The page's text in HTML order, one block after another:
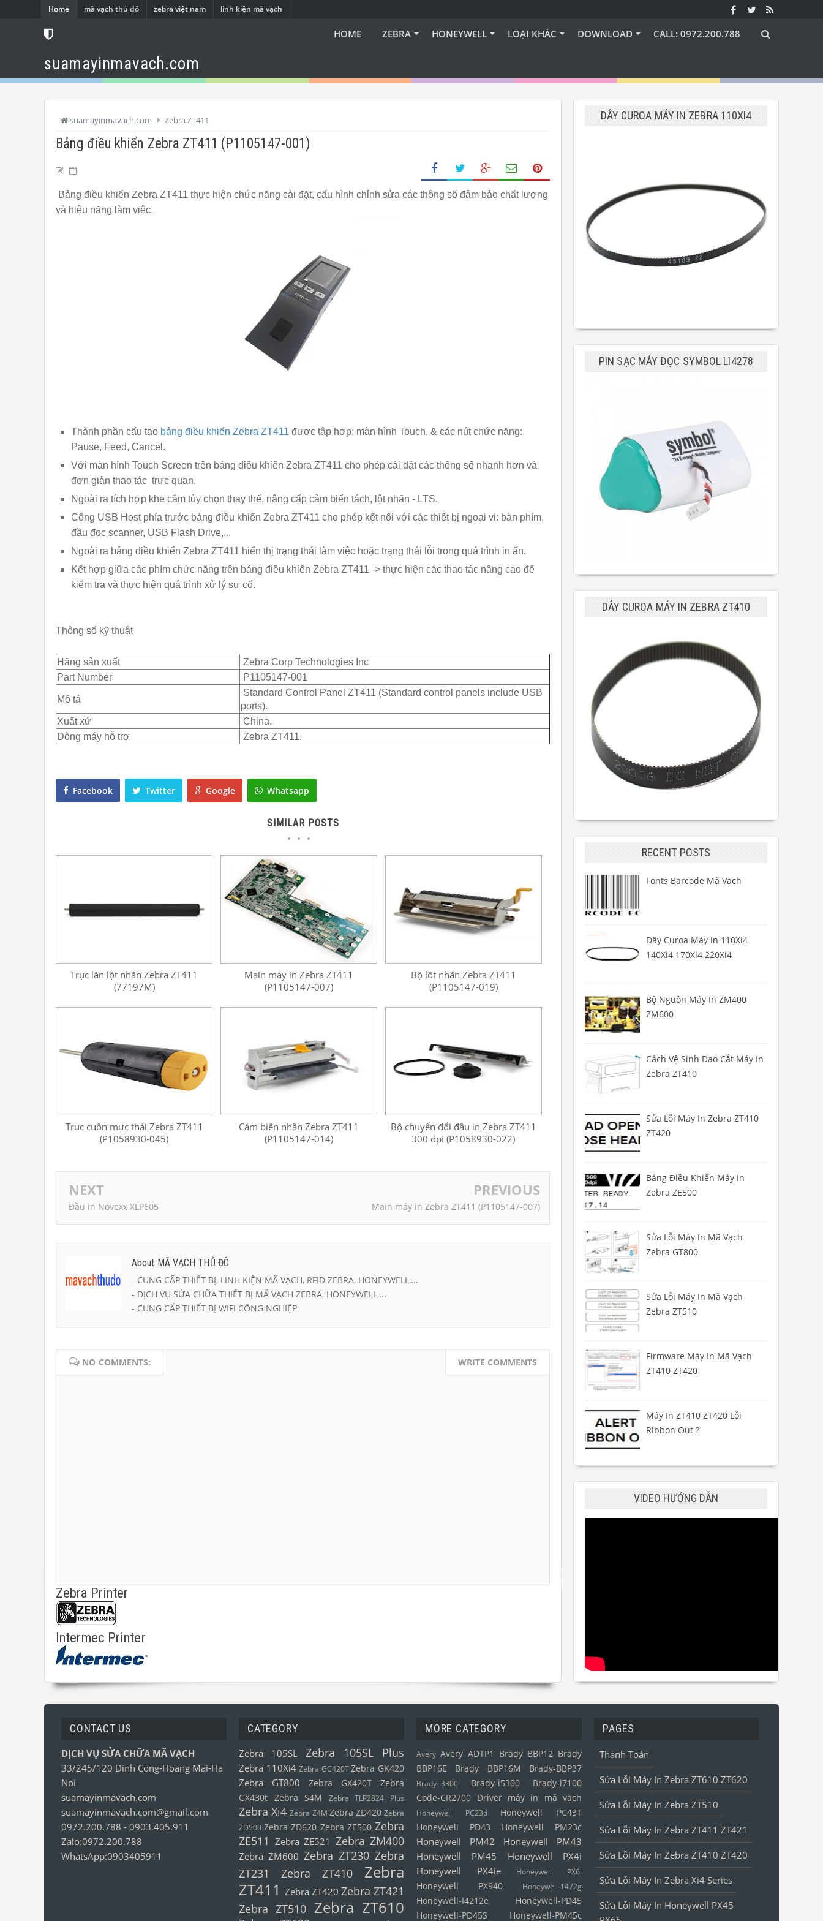
Home mã vạch thủ đô zebra việt nam linh kiện mã vạch
suamayinmavach.com
HOME ZEBRA HONEYWELL LOẠI KHÁC DOWNLOAD CALL: 0972.200.788
suamayinmavach.com Zebra ZT411
Bảng điều khiển Zebra ZT411 (P1105147-001)
Bảng điều khiển Zebra ZT411 thực hiện chức năng cài đặt, cấu hình chỉnh sửa các thông số đảm bảo chất lượng
và hiệu năng làm việc.
Thành phần cấu tạo bảng điều khiển Zebra ZT411 được tập hợp: màn hình Touch, & các nút chức năng:
Pause, Feed, Cancel.
Với màn hình Touch Screen trên bảng điều khiển Zebra ZT411 cho phép cài đặt các thông số nhanh hơn và
đơn giản thao tác trực quan.
Ngoài ra tích hợp khe cắm tùy chọn thay thế, nâng cấp cảm biến tách, lột nhãn - LTS.
Cổng USB Host phía trước bảng điều khiển Zebra ZT411 cho phép kết nối với các thiết bị ngoại vi: bàn phím,
đầu đọc scanner, USB Flash Drive,...
Ngoài ra bảng điều khiển Zebra ZT411 hiển thị trạng thái làm việc hoặc trạng thái lỗi trong quá trình in ấn.
Kết hợp giữa các phím chức năng trên bảng điều khiển Zebra ZT411 -> thực hiện các thao tác nâng cao để
kiểm tra và thực hiện quá trình xử lý sự cố.
Thông số kỹ thuật
Hãng sản xuất
Zebra Corp Technologies Inc
Part Number
P1105147-001
Mô tả
Standard Control Panel ZT411 (Standard control panels include USB
ports).
Xuất xứ
China.
Dòng máy hỗ trợ
Zebra ZT411.
Facebook Twitter Google Whatsapp
SIMILAR POSTS
Trục lăn lột nhãn Zebra ZT411
(77197M)
Main máy in Zebra ZT411
(P1105147-007)
Bộ lột nhãn Zebra ZT411
(P1105147-019)
Trục cuộn mực thải Zebra ZT411
(P1058930-045)
Cảm biến nhãn Zebra ZT411
(P1105147-014)
Bộ chuyển đổi đầu in Zebra ZT411
300 dpi (P1058930-022)
NEXT
Đầu in Novexx XLP605
PREVIOUS
Main máy in Zebra ZT411 (P1105147-007)
About MÃ VẠCH THỦ ĐÔ
- CUNG CẤP THIẾT BỊ, LINH KIỆN MÃ VẠCH, RFID ZEBRA, HONEYWELL,...
- DỊCH VỤ SỬA CHỮA THIẾT BỊ MÃ VẠCH ZEBRA, HONEYWELL,...
- CUNG CẤP THIẾT BỊ WIFI CÔNG NGHIỆP
NO COMMENTS: WRITE COMMENTS
Zebra Printer
Intermec Printer
DÂY CUROA MÁY IN ZEBRA 110XI4
PIN SẠC MÁY ĐỌC SYMBOL LI4278
DÂY CUROA MÁY IN ZEBRA ZT410
RECENT POSTS
Fonts Barcode Mã Vạch
Dây Curoa Máy In 110Xi4
140Xi4 170Xi4 220Xi4
Bộ Nguồn Máy In ZM400
ZM600
Cách Vệ Sinh Dao Cắt Máy In
Zebra ZT410
Sửa Lỗi Máy In Zebra ZT410
ZT420
Bảng Điều Khiển Máy In
Zebra ZE500
Sửa Lỗi Máy In Mã Vạch
Zebra GT800
Sửa Lỗi Máy In Mã Vạch
Zebra ZT510
Firmware Máy In Mã Vạch
ZT410 ZT420
Máy In ZT410 ZT420 Lỗi
Ribbon Out ?
VIDEO HƯỚNG DẪN
CONTACT US
DỊCH VỤ SỬA CHỮA MÃ VẠCH
33/245/120 Dinh Cong-Hoang Mai-Ha
Noi
suamayinmavach.com
suamayinmavach.com@gmail.com
0972.200.788 - 0903.405.911
Zalo:0972.200.788
WhatsApp:0903405911
CATEGORY
Zebra 105SL Zebra 105SL Plus
Zebra 110Xi4 Zebra GC420T Zebra GK420
Zebra GT800 Zebra GX420T
Zebra
GX430t
Zebra S4M Zebra TLP2824 Plus
Zebra Xi4 Zebra Z4M Zebra ZD420 Zebra
ZD500 Zebra ZD620 Zebra ZE500 Zebra
ZE511 Zebra ZE521 Zebra ZM400
Zebra ZM600 Zebra ZT230 Zebra
ZT231
Zebra ZT410
Zebra
ZT411 Zebra ZT420 Zebra ZT421
Zebra ZT510 Zebra ZT610
MORE CATEGORY
Avery Avery ADTP1 Brady BBP12 Brady
BBP16E
Brady BBP16M Brady-BBP37
Brady-i3300 Brady-i5300
Brady-i7100
Code-CR2700
Driver máy in mã vạch
Honeywell PC23d
Honeywell PC43T
Honeywell PD43
Honeywell PM23c
Honeywell PM42
Honeywell PM43
Honeywell PM45
Honeywell PX4i
Honeywell PX4ie
Honeywell PX6i
Honeywell PX940 Honeywell-1472g
Honeywell-I4212e
Honeywell-PD45
Honeywell-PD45S
Honeywell-PM45c
PAGES
Thanh Toán
Sửa Lỗi Máy In Zebra ZT610 ZT620
Sửa Lỗi Máy In Zebra ZT510
Sửa Lỗi Máy In Zebra ZT411 ZT421
Sửa Lỗi Máy In Zebra ZT410 ZT420
Sửa Lỗi Máy In Zebra Xi4 Series
Sửa Lỗi Máy In Honeywell PX45